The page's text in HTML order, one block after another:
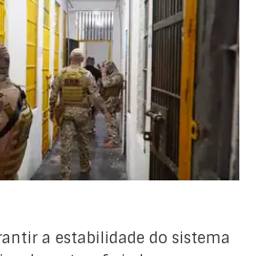
a estabilidade do sistema